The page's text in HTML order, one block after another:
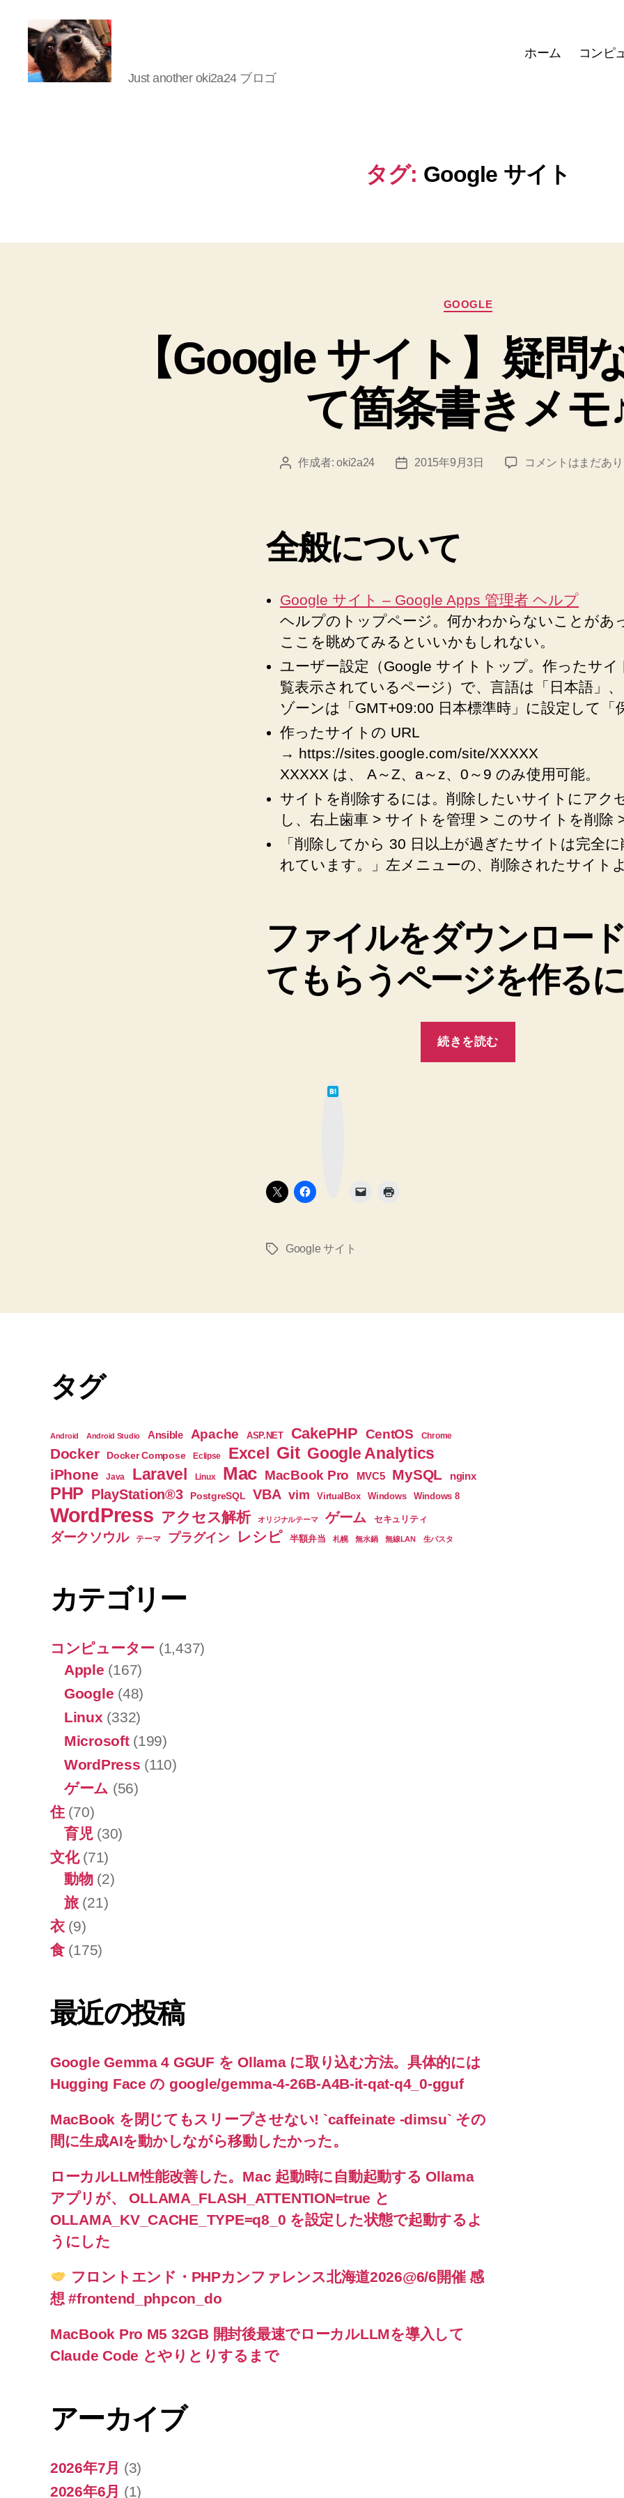
Just another oki2a24 ブロゴ
ホーム コンピ
タグ: Google サイト
カ
テ
リ
ー
GOOGLE
【Google サイト】疑問
て箇条書きメモ
投
作成者:oki2a24
投
2015年9月3日
【Google
を
調
べ
て
箇
条
書
き
モ
へ
の
コメントはまだあ
全般について
Google サイト – Google Apps 管理者 ヘルプ
ヘルプのトップページ。何かわからないことがあ
ここを眺めてみるといいかもしれない。
ユーザー設定（Google サイトトップ。作ったサイ
覧表示されているページ）で、言語は「日本語」
ゾーンは「GMT+09:00 日本標準時」に設定して「
作ったサイトの URL
→ https://sites.google.com/site/XXXXX
XXXXX は、 A～Z、a～z、0～9 のみ使用可能。
サイトを削除するには。削除したいサイトにアク
し、右上歯車 > サイトを管理 > このサイトを削除
「削除してから 30 日以上が過ぎたサイトは完全に
れています。」左メニューの、削除されたサイトよ
ファイルをダウンロー
てもらうページを作る
続きを読む
条
タ
Google サイト
タグ
Android Android Studio Ansible Apache ASP.NET CakePHP CentOS Chrome
Docker Docker Compose Eclipse Excel Git Google Analytics
iPhone Java Laravel Linux Mac MacBook Pro MVC5 MySQL nginx
PHP PlayStation®3 PostgreSQL VBA vim VirtualBox Windows Windows 8
WordPress アクセス解析 オリジナルテーマ ゲーム セキュリティ
ダークソウル テーマ プラグイン レシピ 半額弁当 札幌 無水鍋 無線LAN 生パスタ
カテゴリー
コンピューター (1,437)
Apple (167)
Google (48)
Linux (332)
Microsoft(199)
WordPress (110)
ゲーム (56)
住(70)
育児(30)
文化(71)
動物(2)
旅(21)
衣(9)
食(175)
最近の投稿
Google Gemma 4 GGUF を Ollama に取り込む方法。具体的には
Hugging Face の google/gemma-4-26B-A4B-it-qat-q4_0-gguf
MacBook を閉じてもスリープさせない! `caffeinate -dimsu` その
間に生成AIを動かしながら移動したかった。
ローカルLLM性能改善した。Mac 起動時に自動起動する Ollama
アプリが、 OLLAMA_FLASH_ATTENTION=true と
OLLAMA_KV_CACHE_TYPE=q8_0 を設定した状態で起動するよ
うにした
フロントエンド・PHPカンファレンス北海道2026@6/6開催 感
想 #frontend_phpcon_do
MacBook Pro M5 32GB 開封後最速でローカルLLMを導入して
Claude Code とやりとりするまで
アーカイブ
2026年7月 (3)
2026年6月 (1)